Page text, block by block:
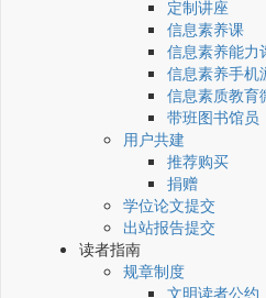
定制讲座
信息素养课
信息素养能力
信息素养手机
信息素质教育
带班图书馆员
用户共建
推荐购买
捐赠
学位论文提交
出站报告提交
读者指南
规章制度
文明读者公约